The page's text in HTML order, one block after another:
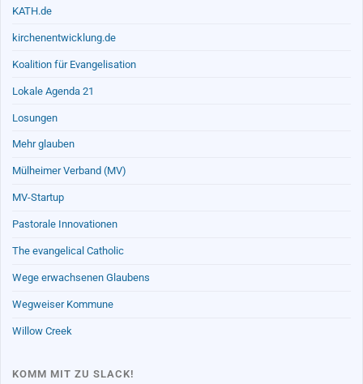
KATH.de
kirchenentwicklung.de
Koalition für Evangelisation
Lokale Agenda 21
Losungen
Mehr glauben
Mülheimer Verband (MV)
MV-Startup
Pastorale Innovationen
The evangelical Catholic
Wege erwachsenen Glaubens
Wegweiser Kommune
Willow Creek
KOMM MIT ZU SLACK!